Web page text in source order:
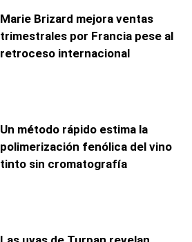
Marie Brizard mejora ventas
trimestrales por Francia pese al
retroceso internacional
Un método rápido estima la
polimerización fenólica del vino
tinto sin cromatografía